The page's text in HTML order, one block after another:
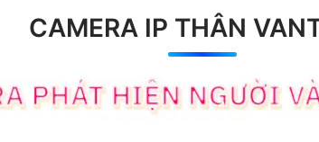
CAMERA IP THÂN